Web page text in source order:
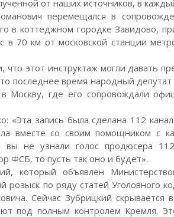
от наших источников, в
перемещался в
в коттеджном городке Завидово,
в 70 км от московской станции
что этот инструктаж могли давать
последнее время народный депутат
Москву, где его сопровождали
«Эта запись была сделана 112
вместе со своим помощником с
не узнали голос продюсера
ФСБ, то пусть так оно и будет».
который объявлен
по ряду статей Уголовного
Сейчас Зубрицкий скрывается
под полным контролем Кремля.